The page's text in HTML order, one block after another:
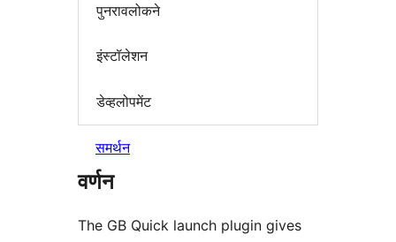
पुनरावलोकने
इंस्टॉलेशन
डेव्हलोपमेंट
समर्थन
वर्णन
The GB Quick launch plugin gives